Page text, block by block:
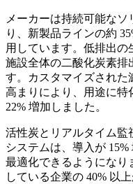
メーカーは持続可能な
り、新製品ラインの約
用しています。低排出
施設全体の二酸化炭素排
す。カスタマイズされた
高まりにより、用途に特
22% 増加しました。
活性炭とリアルタイム監
システムは、導入が
最適化できるようになり
している企業の 40% 以